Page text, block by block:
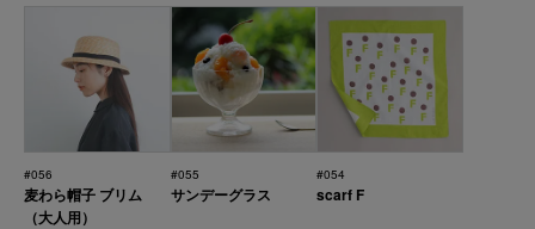
#056
麦わら帽子 ブリム
（大人用）
#055
サンデーグラス
#054
scarf F